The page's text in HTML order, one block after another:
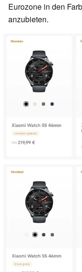
Eurozone in den
anzubieten.